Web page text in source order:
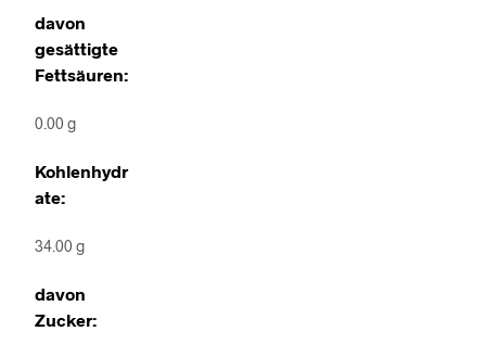
davon
gesättigte
Fettsäuren:
0.00 g
Kohlenhydr
ate:
34.00 g
davon
Zucker: